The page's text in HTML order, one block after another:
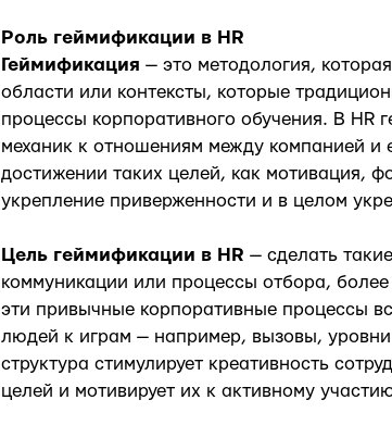
Роль геймификации в HR
Геймификация — это методология,
области или контексты, которые
процессы корпоративного обучения. В HR
механик к отношениям между компанией и
достижении таких целей, как мотивация,
укрепление приверженности и в целом
Цель геймификации в HR — сделать
коммуникации или процессы отбора,
эти привычные корпоративные процессы
людей к играм — например, вызовы,
структура стимулирует креативность
целей и мотивирует их к активному